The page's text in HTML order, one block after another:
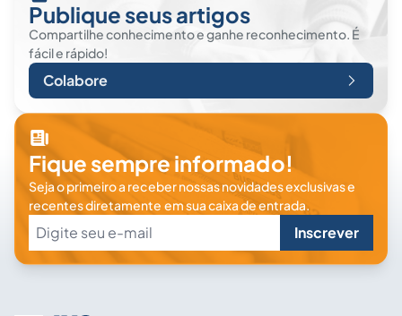
Publique seus artigos
Compartilhe conhecimento e ganhe reconhecimento. É
fácil e rápido!
Colabore
Fique sempre informado!
Seja o primeiro a receber nossas novidades exclusivas e
recentes diretamente em sua caixa de entrada.
Inscrever